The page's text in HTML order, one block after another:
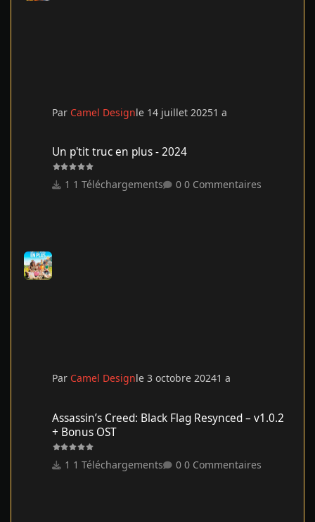
Par Camel Designle 14 juillet 20251 a
Un p'tit truc en plus - 2024
1 Téléchargements 0 Commentaires
Par Camel Designle 3 octobre 20241 a
Assassin’s Creed: Black Flag Resynced – v1.0.2
+ Bonus OST
1 Téléchargements 0 Commentaires